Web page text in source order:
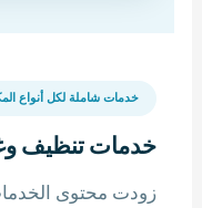
خدمات شاملة لكل أنواع
خدمات تنظيف
زودت محتوى